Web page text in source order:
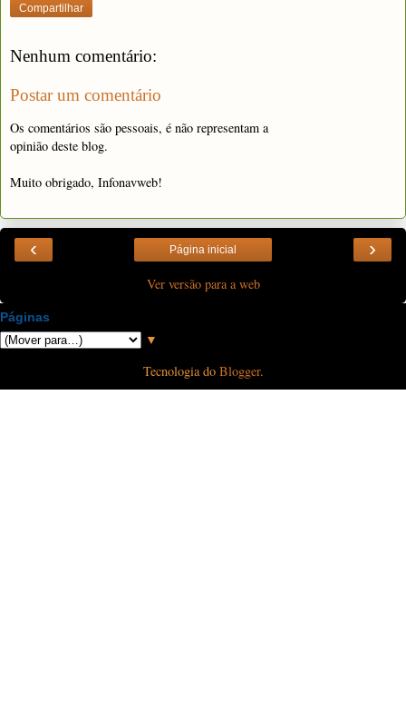
Compartilhar
Nenhum comentário:
Postar um comentário
Os comentários são pessoais, é não representam a
opinião deste blog.
Muito obrigado, Infonavweb!
‹ ›
Página inicial
Ver versão para a web
Páginas
▼
Tecnologia do Blogger.